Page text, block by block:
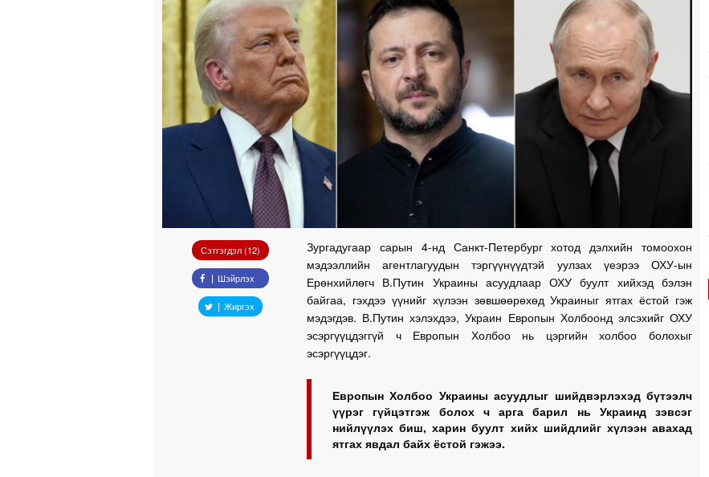
Сэтгэгдэл (12)
Шэйрлэх
Жиргэх
Зургадугаар сарын 4-нд Санкт-Петербург хотод дэлхийн томоохон
мэдээллийн агентлагуудын тэргүүнүүдтэй уулзах үеэрээ ОХУ-ын
Ерөнхийлөгч В.Путин Украины асуудлаар ОХУ буулт хийхэд бэлэн
байгаа, гэхдээ үүнийг хүлээн зөвшөөрөхөд Украиныг ятгах ёстой гэж
мэдэгдэв. В.Путин хэлэхдээ, Украин Европын Холбоонд элсэхийг ОХУ
эсэргүүцдэггүй ч Европын Холбоо нь цэргийн холбоо болохыг
эсэргүүцдэг.
Европын Холбоо Украины асуудлыг шийдвэрлэхэд бүтээлч
үүрэг гүйцэтгэж болох ч арга барил нь Украинд зэвсэг
нийлүүлэх биш, харин буулт хийх шийдлийг хүлээн авахад
ятгах явдал байх ёстой гэжээ.